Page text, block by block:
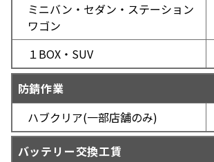
関東 中部
近畿 中国・四国
ミニバン・セダン・ステーション
ワゴン
１BOX・SUV
防錆作業
ハブクリア(一部店舗のみ)
バッテリー交換工賃